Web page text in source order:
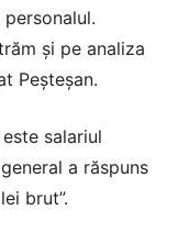
şi pe analiza
Peşteşan.
salariul
a răspuns
brut”.